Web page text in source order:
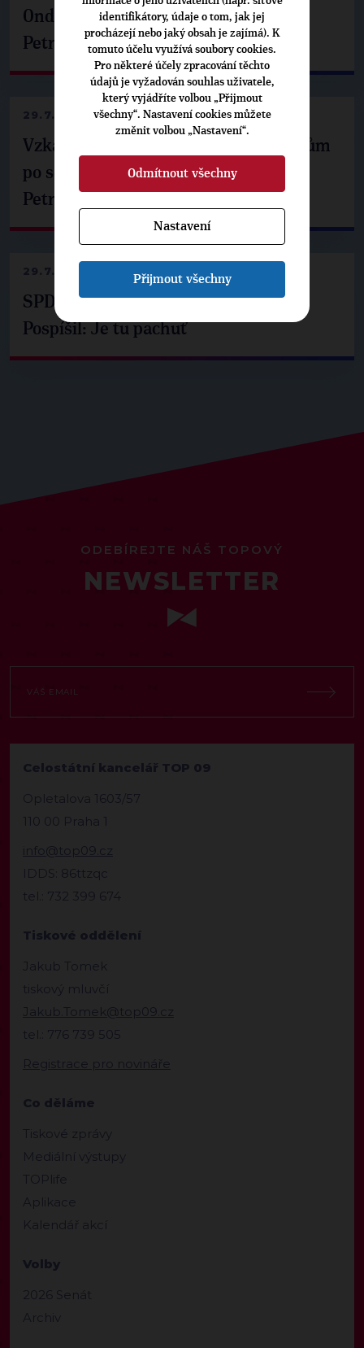
Ondřej Havel jednal s prezidentem
Petrem Pavlem
29.7.2026
Vzkaz Matěje Ondřeje Havla příznivcům
po setkání s prezidentem republiky
Petrem Pavlem
29.7.2026
SPD už není ve zprávě o extremismu.
Pospíšil: Je tu pachuť
ODEBÍREJTE NÁŠ TOPOVÝ
NEWSLETTER
Celostátní kancelář TOP 09
Opletalova 1603/57
110 00 Praha 1
info@top09.cz
IDDS: 86ttzqc
tel.: 732 399 674
Tiskové oddělení
Jakub Tomek
tiskový mluvčí
Jakub.Tomek@top09.cz
tel.: 776 739 505
Registrace pro novináře
Co děláme
Tiskové zprávy
Mediální výstupy
TOPlife
Aplikace
Kalendář akcí
Volby
2026 Senát
Archiv
identifikátory, údaje o tom, jak jej
procházejí nebo jaký obsah je zajímá). K
tomuto účelu využívá soubory cookies.
Pro některé účely zpracování těchto
údajů je vyžadován souhlas uživatele,
který vyjádříte volbou „Přijmout
všechny“. Nastavení cookies můžete
změnit volbou „Nastavení“.
Odmítnout všechny
Nastavení
Přijmout všechny